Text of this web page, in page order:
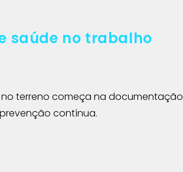
saúde no trabalho
terreno começa na
contínua.